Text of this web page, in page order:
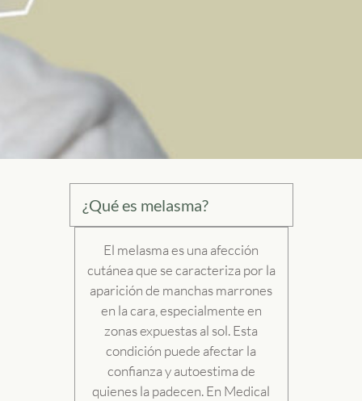
¿Qué es melasma?
El melasma es una afección
cutánea que se caracteriza por la
aparición de manchas marrones
en la cara, especialmente en
zonas expuestas al sol. Esta
condición puede afectar la
confianza y autoestima de
quienes la padecen. En Medical